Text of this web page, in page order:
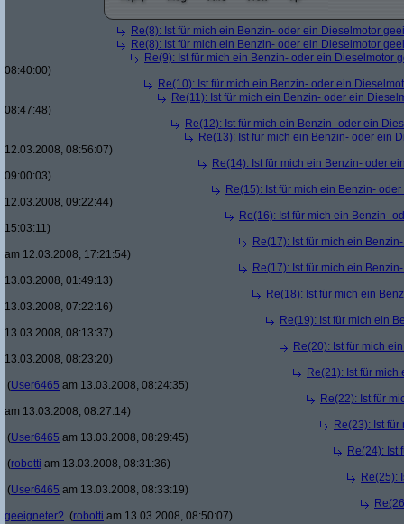
Re(8): Ist für mich ein Benzin- oder ein Dieselmotor
Re(8): Ist für mich ein Benzin- oder ein Dieselmotor
Re(9): Ist für mich ein Benzin- oder ein Dieselmotor
08:40:00)
Re(10): Ist für mich ein Benzin- oder ein
Re(11): Ist für mich ein Benzin- oder ein
08:47:48)
Re(12): Ist für mich ein Benzin- oder ein
Re(13): Ist für mich ein Benzin- oder ein
12.03.2008, 08:56:07)
Re(14): Ist für mich ein Benzin- oder
09:00:03)
Re(15): Ist für mich ein Benzin-
12.03.2008, 09:22:44)
Re(16): Ist für mich ein Benzin-
15:03:11)
Re(17): Ist für mich ein
am 12.03.2008, 17:21:54)
Re(17): Ist für mich ein
13.03.2008, 01:49:13)
Re(18): Ist für mich ein
13.03.2008, 07:22:16)
Re(19): Ist für mich ein
13.03.2008, 08:13:37)
Re(20): Ist für mich
13.03.2008, 08:23:20)
Re(21): Ist für
(User6465 am 13.03.2008, 08:24:35)
Re(22): Ist für
am 13.03.2008, 08:27:14)
Re(23): Ist
(User6465 am 13.03.2008, 08:29:45)
Re(24): Ist
(robotti am 13.03.2008, 08:31:36)
Re(25):
(User6465 am 13.03.2008, 08:33:19)
geeigneter? (robotti am 13.03.2008, 08:50:07)